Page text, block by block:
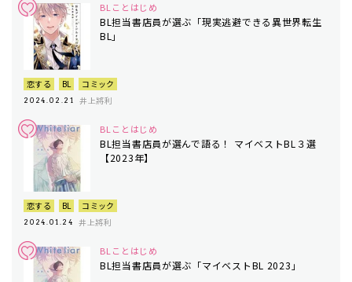
BLことはじめ
BL担当書店員が選ぶ「現実逃避できる異世界転生
BL」
恋する BL コミック
2024.02.21 井上將利
BLことはじめ
BL担当書店員が選んで語る！ マイベストBL３選
【2023年】
恋する BL コミック
2024.01.24 井上將利
BLことはじめ
BL担当書店員が選ぶ「マイベストBL 2023」